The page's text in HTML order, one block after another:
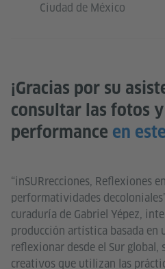
¡Gracias por su
consultar las fotos y
performance en
“inSURrecciones, Reflexiones
performatividades
curaduría de Gabriel Yépez,
producción artística basada en
reflexionar desde el Sur global,
creativos que utilizan las
Ciudad de México